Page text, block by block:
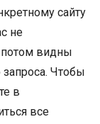
сайту
не
потом видны
Чтобы
в
все